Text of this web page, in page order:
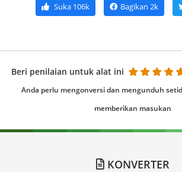
Suka106k Bagikan 2k
Beri penilaian untuk alat ini
Anda perlu mengonversi dan mengunduh
memberikan masukan
KONVERTER